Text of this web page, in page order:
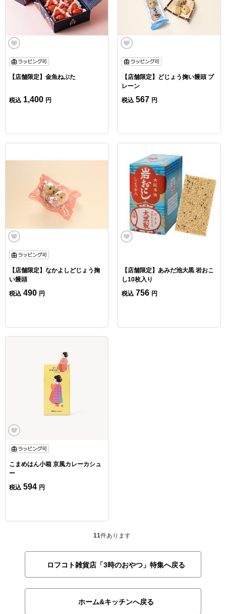
【店舗限定】金魚ねぶた
税込 1,400 円
【店舗限定】どじょう掬い饅頭 プ
レーン
税込 567 円
【店舗限定】なかよしどじょう掬
い饅頭
税込 490 円
【店舗限定】あみだ池大黒 岩おこ
し10枚入り
税込 756 円
こまめはん小箱 京風カレーカシュ
ー
税込 594 円
11件あります
ロフコト雑貨店「3時のおやつ」特集へ戻る
ホーム&キッチンへ戻る